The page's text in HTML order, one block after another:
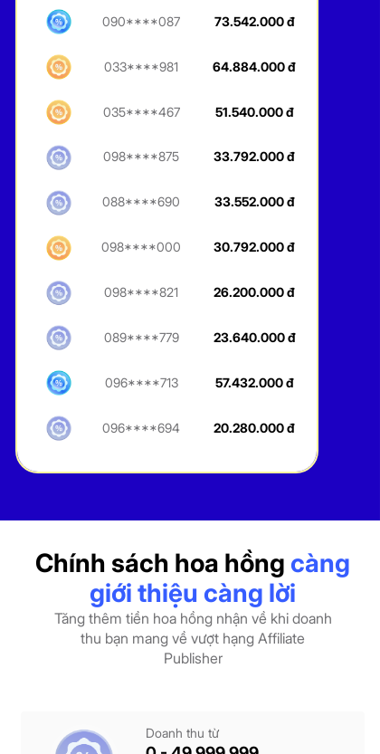
090****087 73.542.000 đ
033****981 64.884.000 đ
096****713 57.432.000 đ
035****467 51.540.000 đ
098****875 33.792.000 đ
088****690 33.552.000 đ
098****000 30.792.000 đ
098****821 26.200.000 đ
089****779 23.640.000 đ
096****694 20.280.000 đ
Chính sách hoa hồng càng
giới thiệu càng lời
Tăng thêm tiền hoa hồng nhận về khi doanh
thu bạn mang về vượt hạng Affiliate
Publisher
Doanh thu từ